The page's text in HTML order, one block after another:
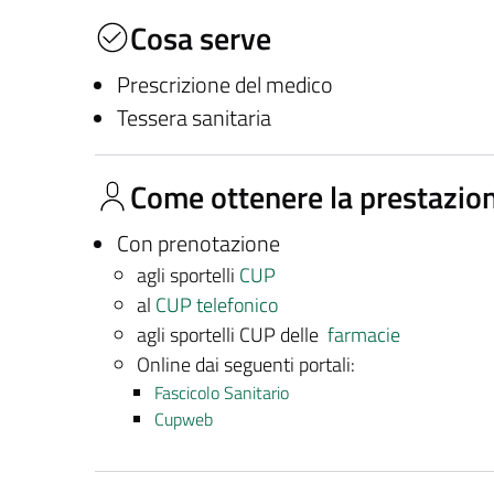
Cosa serve
Prescrizione del medico
Tessera sanitaria
Come ottenere la
Con prenotazione
agli sportelli CUP
al CUP telefonico
agli sportelli CUP delle farmacie
Online dai seguenti portali:
Fascicolo Sanitario
Cupweb